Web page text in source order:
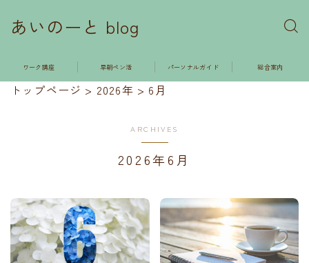
あいのーと blog
ワーク講座 早朝ペン活 パーソナルガイド 総合案内
トップページ > 2026年 > 6月
ARCHIVES
2026年6月